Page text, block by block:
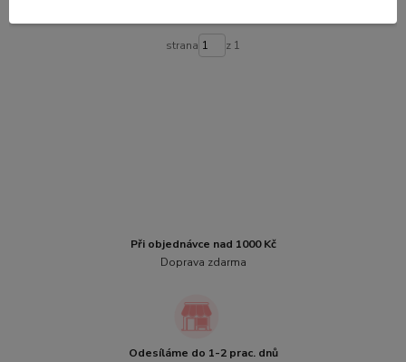
strana z 1
Při objednávce nad 1000 Kč
Doprava zdarma
Odesíláme do 1-2 prac. dnů